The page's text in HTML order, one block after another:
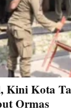
Kini Kota
Ormas